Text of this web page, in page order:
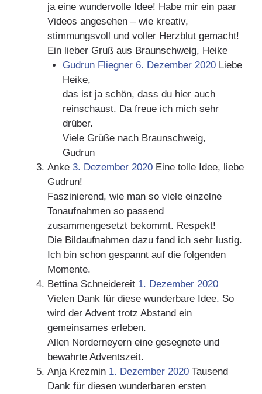
ja eine wundervolle Idee! Habe mir ein paar
Videos angesehen – wie kreativ,
stimmungsvoll und voller Herzblut gemacht!
Ein lieber Gruß aus Braunschweig, Heike
Gudrun Fliegner6. Dezember 2020Liebe
Heike,
das ist ja schön, dass du hier auch
reinschaust. Da freue ich mich sehr
drüber.
Viele Grüße nach Braunschweig,
Gudrun
Anke 3. Dezember 2020 Eine tolle Idee, liebe
Gudrun!
Faszinierend, wie man so viele einzelne
Tonaufnahmen so passend
zusammengesetzt bekommt. Respekt!
Die Bildaufnahmen dazu fand ich sehr lustig.
Ich bin schon gespannt auf die folgenden
Momente.
Bettina Schneidereit 1. Dezember 2020
Vielen Dank für diese wunderbare Idee. So
wird der Advent trotz Abstand ein
gemeinsames erleben.
Allen Norderneyern eine gesegnete und
bewahrte Adventszeit.
Anja Krezmin 1. Dezember 2020 Tausend
Dank für diesen wunderbaren ersten